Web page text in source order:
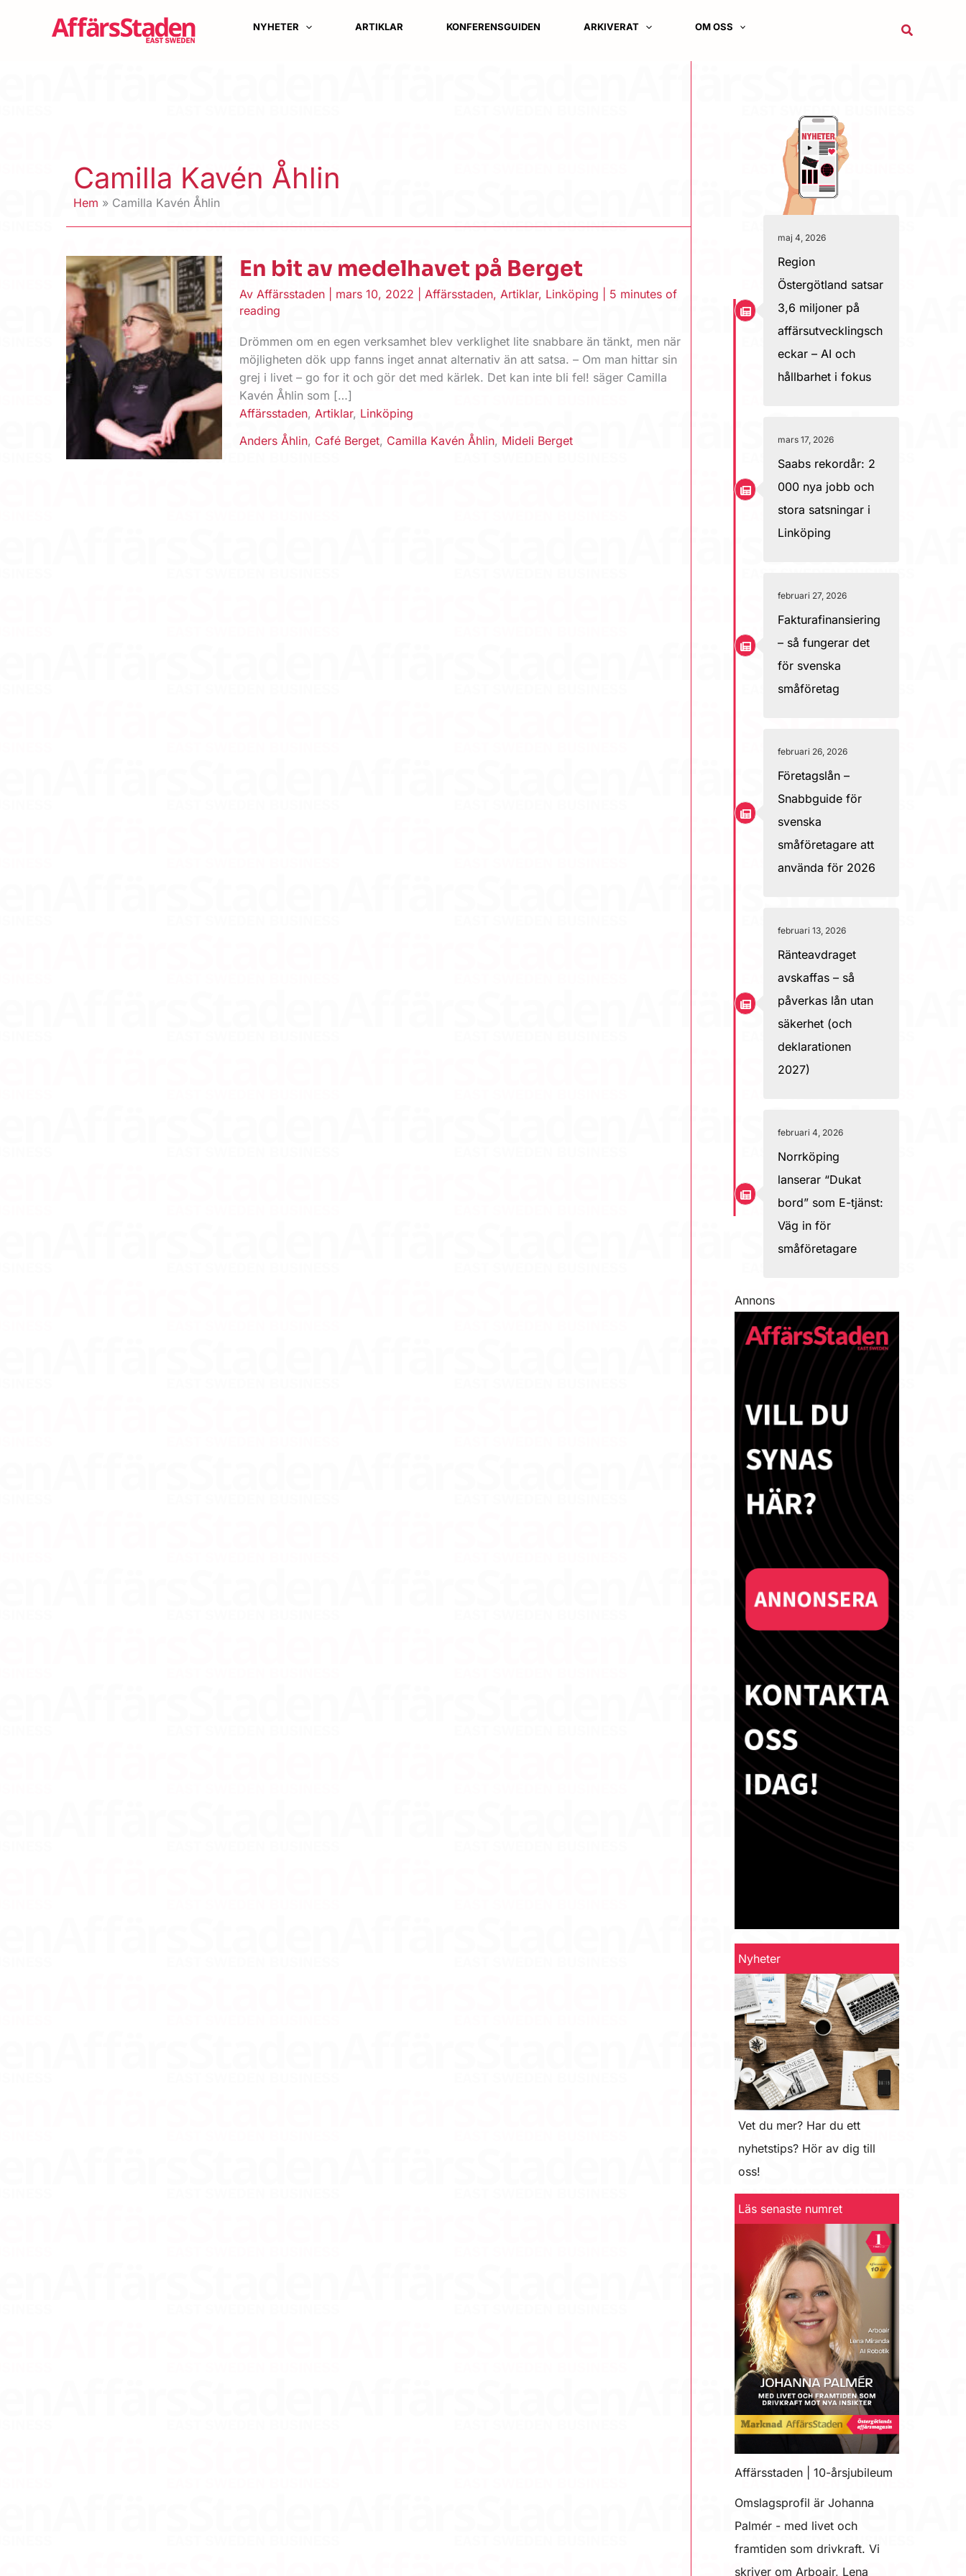
NYHETER ARTIKLAR KONFERENSGUIDEN ARKIVERAT OM OSS Sök
Camilla Kavén Åhlin
Hem Camilla Kavén Åhlin
En bit av medelhavet på Berget
AvAffärsstaden mars 10, 2022 |Affärsstaden,Artiklar, Linköping
5 minutes of
reading
Drömmen om en egen verksamhet blev verklighet lite snabbare än tänkt, men när
möjligheten dök upp fanns inget annat alternativ än att satsa. – Om man hittar sin
grej i livet – go for it och gör det med kärlek. Det kan inte bli fel! säger Camilla
Kavén Åhlin som […]
Affärsstaden,Artiklar, Linköping
Anders Åhlin, Café Berget, Camilla Kavén Åhlin, Mideli Berget
maj 4, 2026
Region
Östergötland satsar
3,6 miljoner på
affärsutvecklingsch
eckar – AI och
hållbarhet i fokus
mars 17, 2026
Saabs rekordår: 2
000 nya jobb och
stora satsningar i
Linköping
februari 27, 2026
Fakturafinansiering
– så fungerar det
för svenska
småföretag
februari 26, 2026
Företagslån –
Snabbguide för
svenska
småföretagare att
använda för 2026
februari 13, 2026
Ränteavdraget
avskaffas – så
påverkas lån utan
säkerhet (och
deklarationen
2027)
februari 4, 2026
Norrköping
lanserar “Dukat
bord” som E-tjänst:
Väg in för
småföretagare
Annons
Nyheter
Vet du mer? Har du ett
nyhetstips? Hör av dig till
oss!
Läs senaste numret
Affärsstaden | 10-årsjubileum
Omslagsprofil är Johanna
Palmér - med livet och
framtiden som drivkraft. Vi
skriver om Arboair, Lena